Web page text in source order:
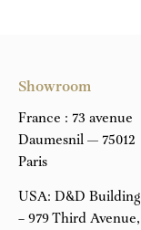
Showroom
France : 73 avenue
Daumesnil — 75012
Paris
USA: D&D Building
– 979 Third Avenue,